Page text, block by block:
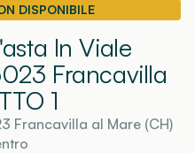
DISPONIBILE
In Viale
Francavilla
1
Francavilla al Mare (CH)